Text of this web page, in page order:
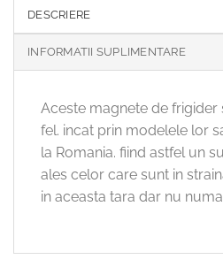
DESCRIERE
INFORMATII SUPLIMENTARE
Aceste magnete de frigider
fel. incat prin modelele lor
la Romania. fiind astfel un
ales celor care sunt in
in aceasta tara dar nu